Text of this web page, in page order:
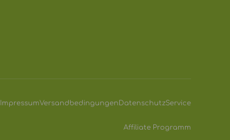
ImpressumVersandbedingungenDatenschutzService
Affiliate Programm